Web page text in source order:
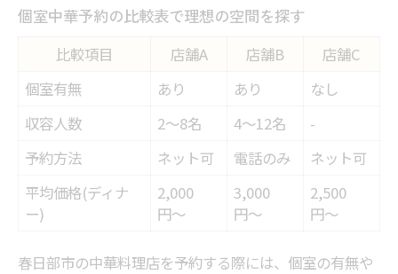
個室中華予約の比較表で理想の空間を探す
比較項目 店舗A 店舗B
店舗C
個室有無
あり あり
なし
収容人数
2〜8名 4〜12名
-
予約方法
ネット可 電話のみ
ネット可
平均価格(ディナ
ー)
2,000
円〜
3,000
円〜
2,500
円〜
春日部市の中華料理店を予約する際には、個室の有無や